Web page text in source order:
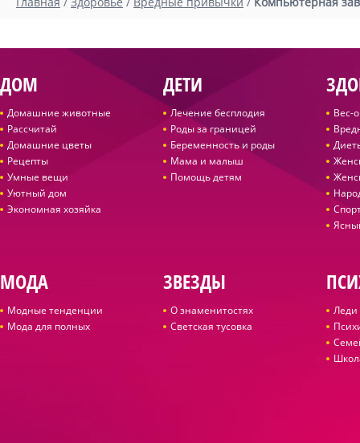
ДОМ
Домашние животные
Рассчитай
Домашние цветы
Рецепты
Умные вещи
Уютный дом
Экономная хозяйка
ДЕТИ
Лечение бесплодия
Роды за границей
Беременность и роды
Мама и малыш
Помощь детям
Вес-
МОДА
Модные тенденции
Мода для полных
ЗВЕЗДЫ
О знаменитостях
Светская тусовка
Леди